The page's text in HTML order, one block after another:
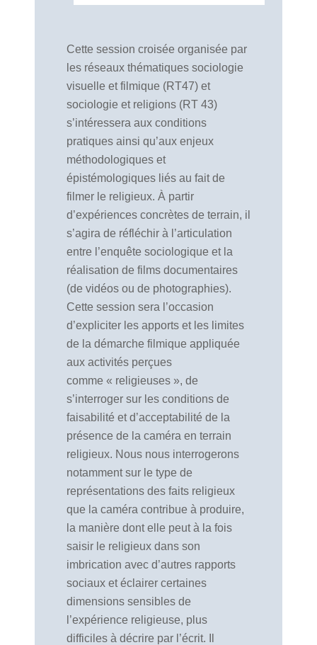
Cette session croisée organisée par
les réseaux thématiques sociologie
visuelle et filmique (RT47) et
sociologie et religions (RT 43)
s’intéressera aux conditions
pratiques ainsi qu’aux enjeux
méthodologiques et
épistémologiques liés au fait de
filmer le religieux. À partir
d’expériences concrètes de terrain, il
s’agira de réfléchir à l’articulation
entre l’enquête sociologique et la
réalisation de films documentaires
(de vidéos ou de photographies).
Cette session sera l’occasion
d’expliciter les apports et les limites
de la démarche filmique appliquée
aux activités perçues
comme « religieuses », de
s’interroger sur les conditions de
faisabilité et d’acceptabilité de la
présence de la caméra en terrain
religieux. Nous nous interrogerons
notamment sur le type de
représentations des faits religieux
que la caméra contribue à produire,
la manière dont elle peut à la fois
saisir le religieux dans son
imbrication avec d’autres rapports
sociaux et éclairer certaines
dimensions sensibles de
l’expérience religieuse, plus
difficiles à décrire par l’écrit. Il